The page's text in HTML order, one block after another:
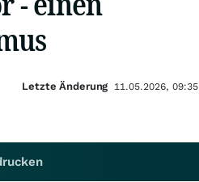
Letzte Änderung 11.05.2026, 09:35